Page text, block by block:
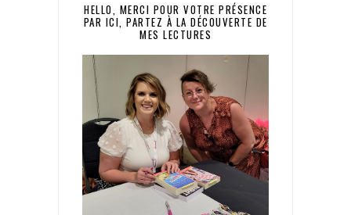
HELLO, MERCI POUR VOTRE PRÉSENCE
PAR ICI, PARTEZ À LA DÉCOUVERTE DE
MES LECTURES